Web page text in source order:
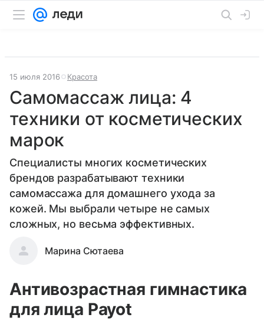
15 июля 2016 Красота
Самомассаж лица: 4
техники от косметических
марок
Специалисты многих косметических
брендов разрабатывают техники
самомассажа для домашнего ухода за
кожей. Мы выбрали четыре не самых
сложных, но весьма эффективных.
Марина Сютаева
Антивозрастная гимнастика
для лица Payot